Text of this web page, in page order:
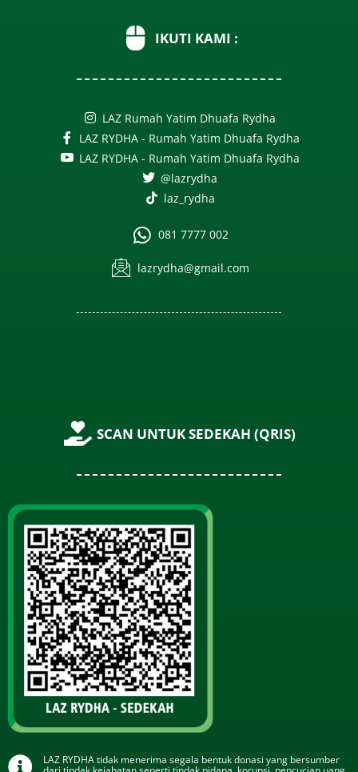
IKUTI KAMI :
LAZ Rumah Yatim Dhuafa Rydha
LAZ RYDHA - Rumah Yatim Dhuafa Rydha
LAZ RYDHA - Rumah Yatim Dhuafa Rydha
@lazrydha
laz_rydha
081 7777 002
lazrydha@gmail.com
SCAN UNTUK SEDEKAH (QRIS)
LAZ RYDHA tidak menerima segala bentuk donasi yang bersumber